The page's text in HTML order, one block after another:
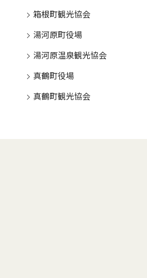
箱根町観光協会
湯河原町役場
湯河原温泉観光協会
真鶴町役場
真鶴町観光協会